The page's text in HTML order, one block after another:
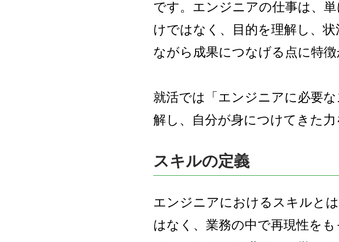
です。エンジニアの仕事は、
けではなく、目的を理解し、
ながら成果につなげる点に特徴
就活では「エンジニアに必要
解し、自分が身につけてきた
スキルの定義
エンジニアにおけるスキルと
はなく、業務の中で再現性を